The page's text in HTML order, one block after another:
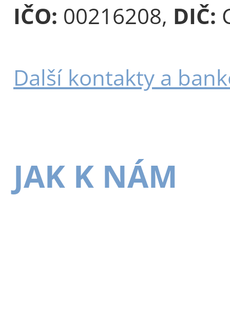
IČO: 00216208, DIČ:
Další kontakty a
JAK K NÁM